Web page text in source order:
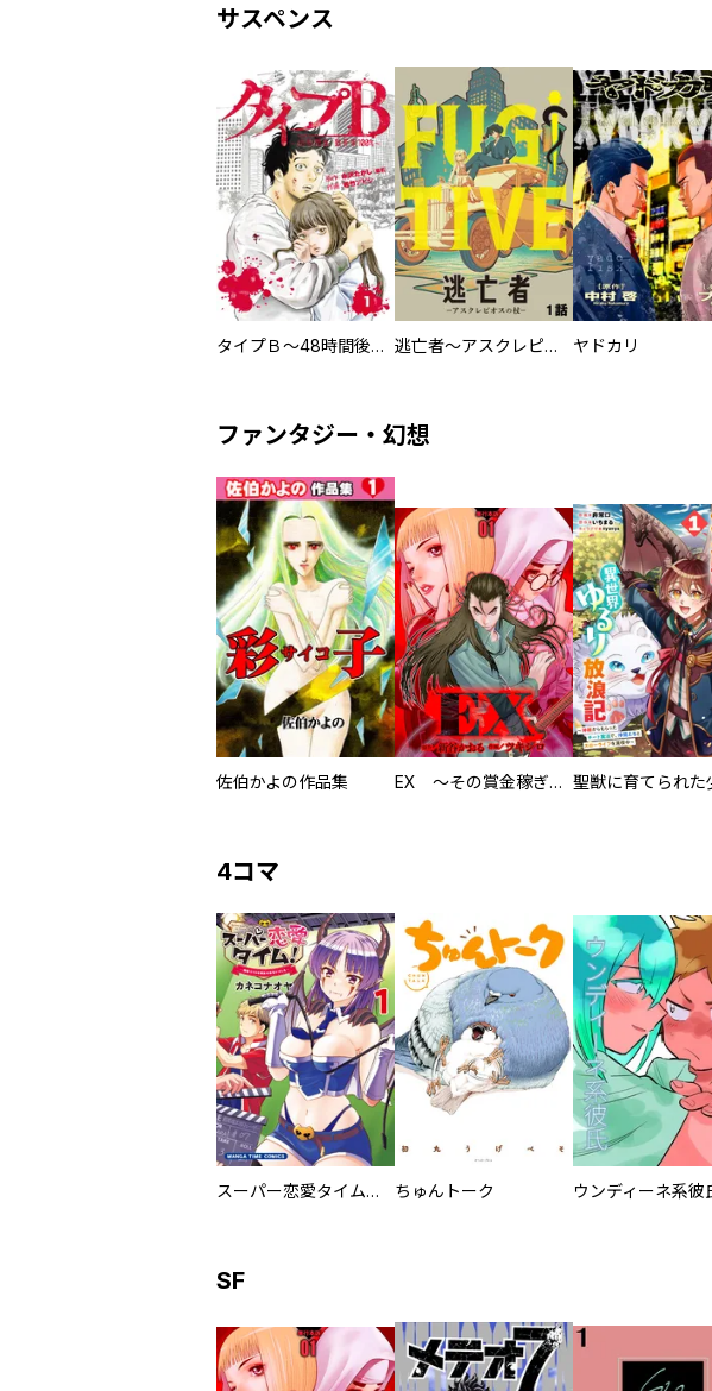
サスペンス
タイプＢ～48時間後、致死率100％～【単話】 逃亡者～アスクレピオスの杖～ ヤドカリ
ファンタジー・幻想
佐伯かよの作品集 EX ～その賞金稼ぎは、世界の出口を探す～【単行本版】
4コマ
スーパー恋愛タイム！～現場でドＳな彼女は自宅でデレる～ ちゅんトーク ウンディーネ系彼
SF